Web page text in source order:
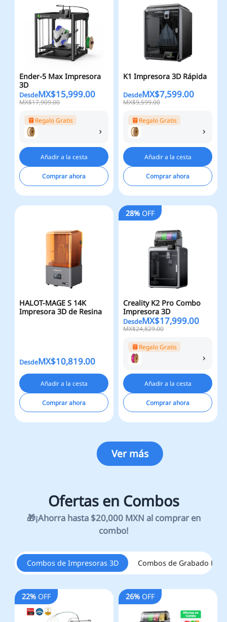
Ender-5 Max Impresora
3D
DesdeMX$15,999.00
MX$17,909.00
Regalo Gratis
Añadir a la cesta
Comprar ahora
K1 Impresora 3D Rápida
DesdeMX$7,599.00
MX$9,599.00
Regalo Gratis
Añadir a la cesta
Comprar ahora
HALOT-MAGE S 14K
Impresora 3D de Resina
DesdeMX$10,819.00
Añadir a la cesta
Comprar ahora
28%OFF
Creality K2 Pro Combo
Impresora 3D
DesdeMX$17,999.00
MX$24,829.00
Regalo Gratis
Añadir a la cesta
Comprar ahora
Ver más
Combos de Impresoras 3D Combos de Grabado
22% OFF 26%OFF